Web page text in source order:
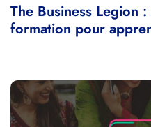
The Business Legion
formation pour